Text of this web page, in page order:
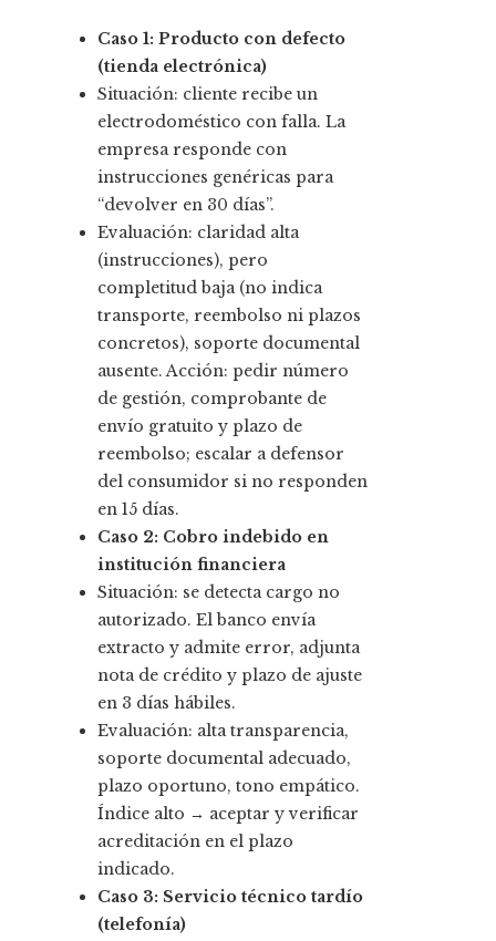
Caso 1: Producto con defecto
(tienda electrónica)
Situación: cliente recibe un
electrodoméstico con falla. La
empresa responde con
instrucciones genéricas para
“devolver en 30 días”.
Evaluación: claridad alta
(instrucciones), pero
completitud baja (no indica
transporte, reembolso ni plazos
concretos), soporte documental
ausente. Acción: pedir número
de gestión, comprobante de
envío gratuito y plazo de
reembolso; escalar a defensor
del consumidor si no responden
en 15 días.
Caso 2: Cobro indebido en
institución financiera
Situación: se detecta cargo no
autorizado. El banco envía
extracto y admite error, adjunta
nota de crédito y plazo de ajuste
en 3 días hábiles.
Evaluación: alta transparencia,
soporte documental adecuado,
plazo oportuno, tono empático.
Índice alto → aceptar y verificar
acreditación en el plazo
indicado.
Caso 3: Servicio técnico tardío
(telefonía)